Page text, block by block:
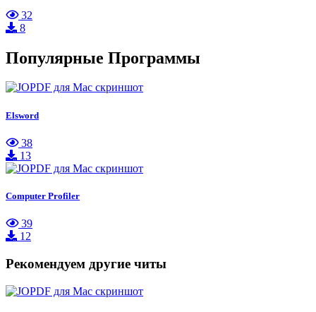
32
8
Популярные Программы
Elsword
38
13
Computer Profiler
39
12
Рекомендуем другие читы